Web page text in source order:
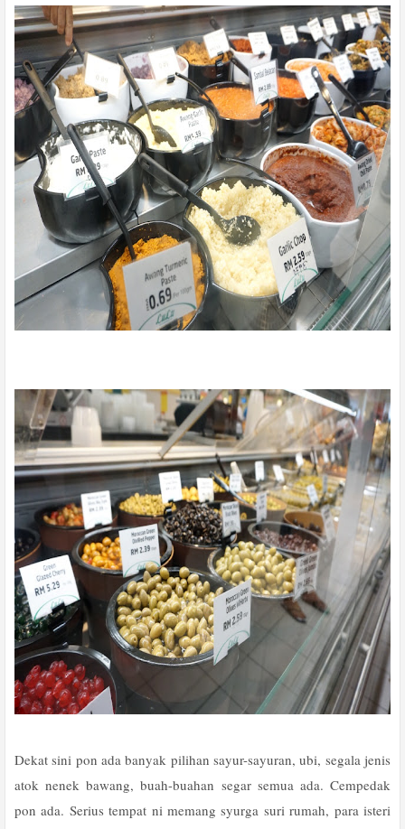
Dekat sini pon ada banyak pilihan sayur-sayuran, ubi, segala jenis
atok nenek bawang, buah-buahan segar semua ada. Cempedak
pon ada. Serius tempat ni memang syurga suri rumah, para isteri